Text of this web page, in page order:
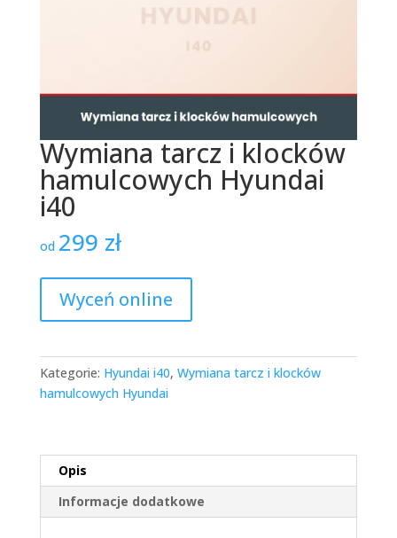
Wymiana tarcz i klocków
hamulcowych Hyundai
i40
od 299 zł
Wyceń online
Kategorie: Hyundai i40, Wymiana tarcz i klocków
hamulcowych Hyundai
Opis
Informacje dodatkowe